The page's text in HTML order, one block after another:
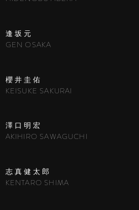
逢坂元
GEN OSAKA
櫻井圭佑
KEISUKE SAKURAI
澤口明宏
AKIHIRO SAWAGUCHI
志真健太郎
KENTARO SHIMA